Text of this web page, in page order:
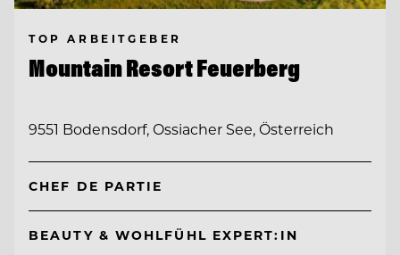
TOP ARBEITGEBER
Mountain Resort Feuerberg
9551 Bodensdorf, Ossiacher See, Österreich
CHEF DE PARTIE
BEAUTY & WOHLFÜHL EXPERT:IN